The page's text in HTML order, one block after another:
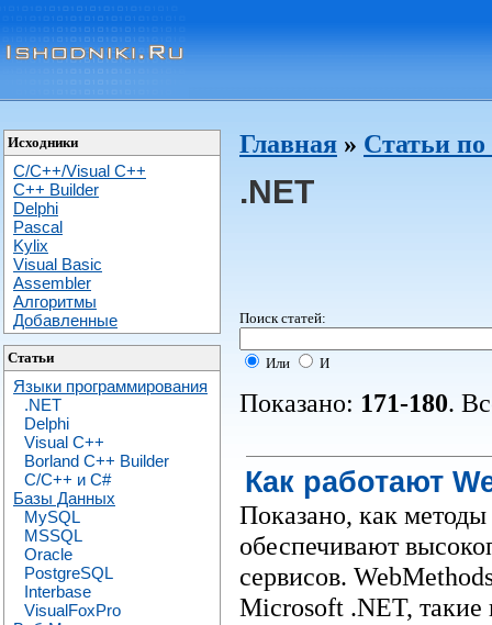
Исходники
C/C++/Visual C++
С++ Builder
Delphi
Pascal
Kylix
Visual Basic
Assembler
Алгоритмы
Добавленные
Статьи
Языки программирования
.NET
Delphi
Visual C++
Borland C++ Builder
C/С++ и C#
Базы Данных
MySQL
MSSQL
Oracle
PostgreSQL
Interbase
VisualFoxPro
Главная » Статьи
.NET
Поиск статей:
Или И
Показано: 171-180.
Как работают
Показано, как
обеспечивают
сервисов.
Microsoft .NET, такие